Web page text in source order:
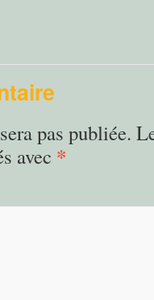
pas publiée.
avec *